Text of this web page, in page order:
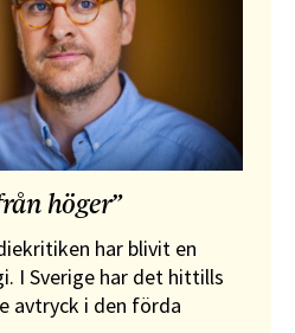
höger”
har blivit en
I Sverige har det hittills
avtryck i den förda